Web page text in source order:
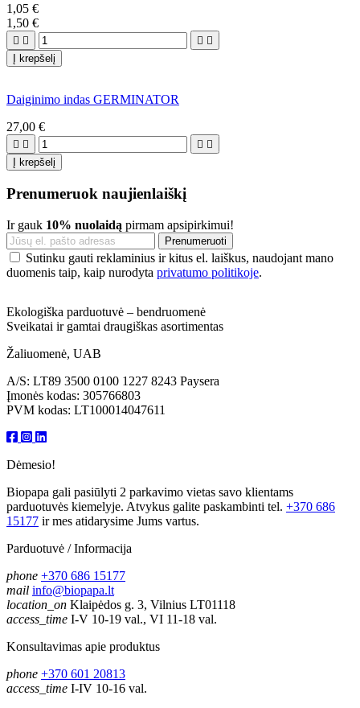
1,05 €
1,50 €
   
Į krepšelį
Daiginimo indas GERMINATOR
27,00 €
   
Į krepšelį
Prenumeruok naujienlaiškį
Ir gauk 10% nuolaidą pirmam apsipirkimui!
Sutinku gauti reklaminius ir kitus el. laiškus, naudojant mano
duomenis taip, kaip nurodyta privatumo politikoje.
Ekologiška parduotuvė – bendruomenė
Sveikatai ir gamtai draugiškas asortimentas
Žaliuomenė, UAB
A/S: LT89 3500 0100 1227 8243 Paysera
Įmonės kodas: 305766803
PVM kodas: LT100014047611
Dėmesio!
Biopapa gali pasiūlyti 2 parkavimo vietas savo klientams
parduotuvės kiemelyje. Atvykus galite paskambinti tel. +370 686
15177 ir mes atidarysime Jums vartus.
Parduotuvė / Informacija
phone +370 686 15177
mail info@biopapa.lt
location_on Klaipėdos g. 3, Vilnius LT01118
access_time I-V 10-19 val., VI 11-18 val.
Konsultavimas apie produktus
phone +370 601 20813
access_time I-IV 10-16 val.